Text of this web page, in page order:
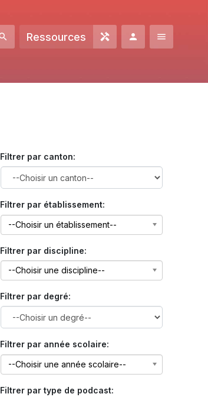
Ressources
Filtrer par canton:
Filtrer par établissement:
--Choisir un établissement--
Filtrer par discipline:
--Choisir une discipline--
Filtrer par degré:
Filtrer par année scolaire:
--Choisir une année scolaire--
Filtrer par type de podcast: